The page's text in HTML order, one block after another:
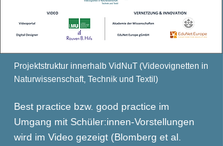
Projektstruktur innerhalb VidNuT (Videovignetten in
Naturwissenschaft, Technik und Textil)
Best practice bzw. good practice im
Umgang mit Schüler:innen-Vorstellungen
wird im Video gezeigt (Blomberg et al.